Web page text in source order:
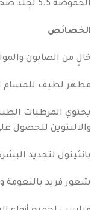
الحموضة 5.5 لجلد صحي
الخصائص
خالٍ من الصابون
مطهر لطيف للمسام
يحتوي المرطبات
والالنتوين للحصول
بانثينول لتجديد
شعور فريد بالنعومة